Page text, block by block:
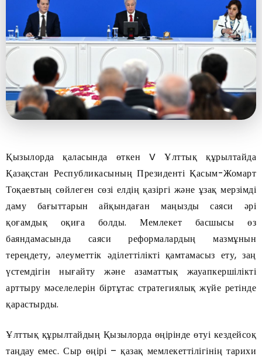
Қызылорда қаласында өткен V Ұлттық құрылтайда
Қазақстан Республикасының Президенті Қасым-Жомарт
Тоқаевтың сөйлеген сөзі елдің қазіргі және ұзақ мерзімді
даму бағыттарын айқындаған маңызды саяси әрі
қоғамдық оқиға болды. Мемлекет басшысы өз
баяндамасында саяси реформалардың мазмұнын
тереңдету, әлеуметтік әділеттілікті қамтамасыз ету, заң
үстемдігін нығайту және азаматтық жауапкершілікті
арттыру мәселелерін біртұтас стратегиялық жүйе ретінде
қарастырды.
Ұлттық құрылтайдың Қызылорда өңірінде өтуі кездейсоқ
таңдау емес. Сыр өңірі – қазақ мемлекеттілігінің тарихи